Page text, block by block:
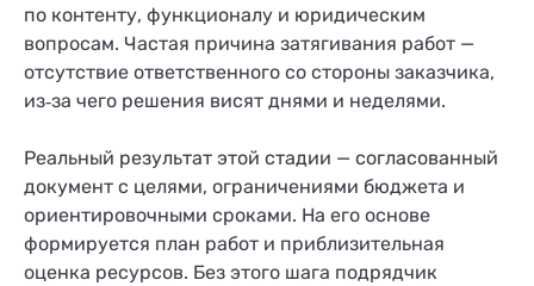
по контенту, функционалу и юридическим
вопросам. Частая причина затягивания работ —
отсутствие ответственного со стороны заказчика,
из‑за чего решения висят днями и неделями.
Реальный результат этой стадии — согласованный
документ с целями, ограничениями бюджета и
ориентировочными сроками. На его основе
формируется план работ и приблизительная
оценка ресурсов. Без этого шага подрядчик